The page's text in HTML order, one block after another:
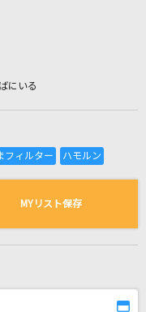
曲の一覧
にいる
MYリスト保存